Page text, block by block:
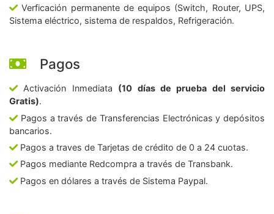
Verficación permanente de equipos (Switch, Router, UPS,
Sistema eléctrico, sistema de respaldos, Refrigeración.
Pagos
Activación Inmediata (10 días de prueba del servicio
Gratis).
Pagos a través de Transferencias Electrónicas y depósitos
bancarios.
Pagos a traves de Tarjetas de crédito de 0 a 24 cuotas.
Pagos mediante Redcompra a través de Transbank.
Pagos en dólares a través de Sistema Paypal.